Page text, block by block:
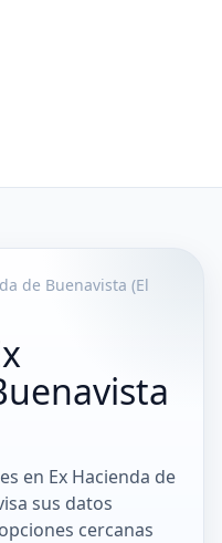
de Buenavista (El
en Ex Hacienda de
sus datos
cercanas